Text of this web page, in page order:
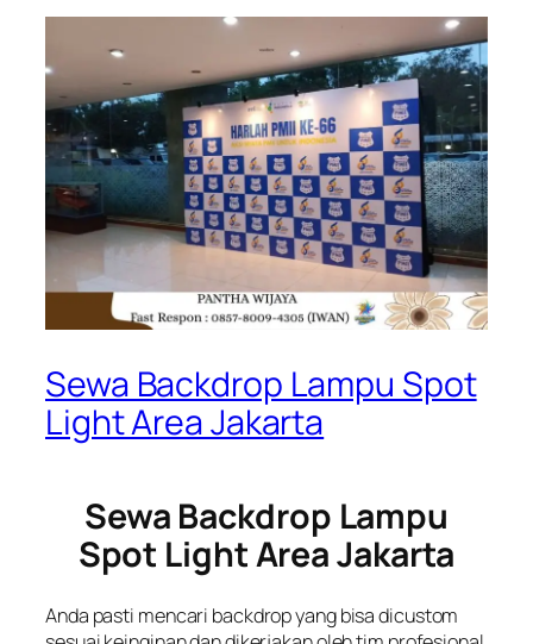
Sewa Backdrop Lampu Spot
Light Area Jakarta
Sewa Backdrop Lampu
Spot Light Area Jakarta
Anda pasti mencari backdrop yang bisa dicustom